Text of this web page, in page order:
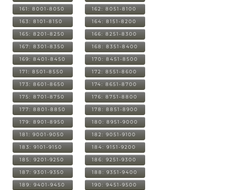
161: 8001-8050 162: 8051-8100
163: 8101-8150 164: 8151-8200
165: 8201-8250 166: 8251-8300
167: 8301-8350 168: 8351-8400
169: 8401-8450 170: 8451-8500
171: 8501-8550 172: 8551-8600
173: 8601-8650 174: 8651-8700
175: 8701-8750 176: 8751-8800
177: 8801-8850 178: 8851-8900
179: 8901-8950 180: 8951-9000
181: 9001-9050 182: 9051-9100
183: 9101-9150 184: 9151-9200
185: 9201-9250 186: 9251-9300
187: 9301-9350 188: 9351-9400
189: 9401-9450 190: 9451-9500